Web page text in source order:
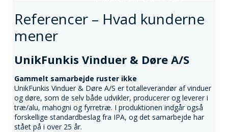
Referencer – Hvad kunderne
mener
UnikFunkis Vinduer & Døre A/S
Gammelt samarbejde ruster ikke
UnikFunkis Vinduer & Døre A/S er totalleverandør af vinduer
og døre, som de selv både udvikler, producerer og leverer i
træ/alu, mahogni og fyrretræ. I produktionen indgår også
forskellige standardbeslag fra IPA, og det samarbejde har
stået på i over 25 år.